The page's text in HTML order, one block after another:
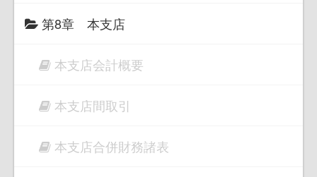
第8章 本支店
本支店会計概要
本支店間取引
本支店合併財務諸表